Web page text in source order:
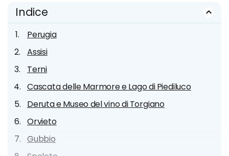
Indice
Perugia
Assisi
Terni
Cascata delle Marmore e Lago di Piediluco
Deruta e Museo del vino di Torgiano
Orvieto
Gubbio